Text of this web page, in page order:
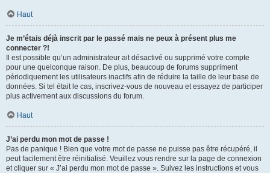
Haut
Je m’étais déjà inscrit par le passé mais ne peux à présent plus me
connecter ?!
Il est possible qu’un administrateur ait désactivé ou supprimé votre compte
pour une quelconque raison. De plus, beaucoup de forums suppriment
périodiquement les utilisateurs inactifs afin de réduire la taille de leur base de
données. Si tel était le cas, inscrivez-vous de nouveau et essayez de participer
plus activement aux discussions du forum.
Haut
J’ai perdu mon mot de passe !
Pas de panique ! Bien que votre mot de passe ne puisse pas être récupéré, il
peut facilement être réinitialisé. Veuillez vous rendre sur la page de connexion
et cliquer sur « J’ai perdu mon mot de passe ». Suivez les instructions et vous